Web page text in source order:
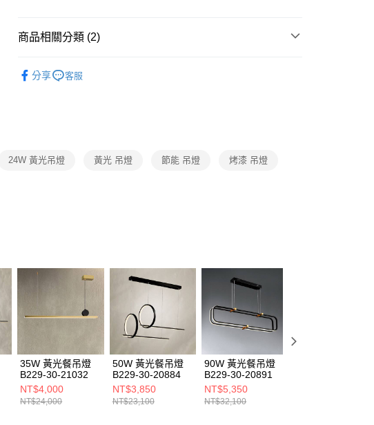
３．安心：先確認商品／服務後，再付款。
１．於結帳方式選擇「AFTEE先享後付」後，將跳轉至「AFTEE先享後
付」結帳頁面，進行簡訊認證並確認金額後，即可完成結帳。
先享後付繳納相關費用。
２．關於個人資料處理事宜，請瀏覽以下網址：
https://aftee.tw/terms/#terms3
３．未成年的使用者請事先徵得法定代理人或監護人之同意方可使用
「AFTEE先享後付」，若未經同意申辦者引起之損失，本公司不負相關責
任。
４．使用「AFTEE先享後付」時，將依據個別帳號之用戶狀況，依本公司
即時審查核予不同之上限額度；若仍有額度不足之情形，本公司將視審查
結果請求用戶進行身份認證。
５．嚴禁一人註冊多個帳號或使用他人資訊註冊。若發現惡意使用之情
形，恩沛科技股份有限公司將有權停止該用戶之使用額度並採取法律行
動。
每筆NT$180，滿NT$5,000(含以上)免運費
商品相關分類 (2)
分享 客服
24W 黃光吊燈 黃光 吊燈 節能 吊燈 烤漆 吊燈
35W 黃光餐吊燈
B229-30-21032
NT$4,000
NT$24,000
50W 黃光餐吊燈
B229-30-20884
NT$3,850
NT$23,100
90W 黃光餐吊燈
B229-30-20891
NT$5,350
NT$32,100